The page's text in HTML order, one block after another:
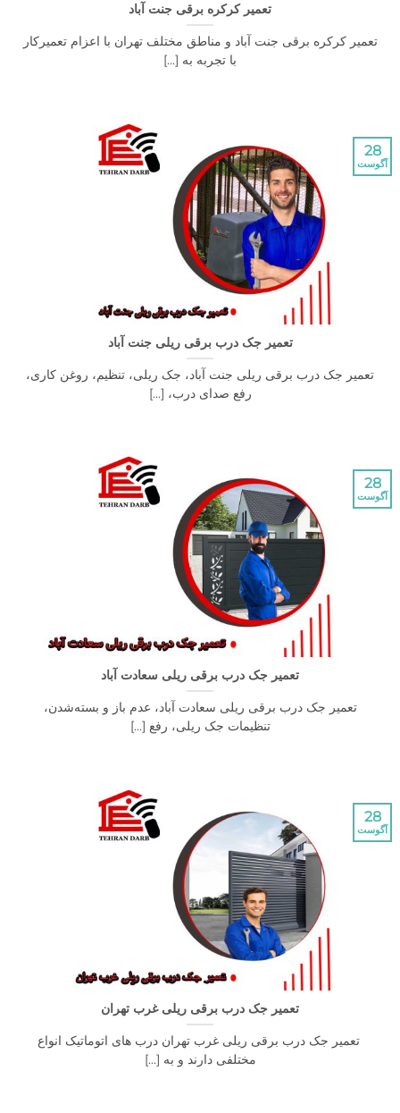
تعمیر کرکره برقی جنت آباد
کرکره برقی جنت آباد و مناطق مختلف تهران با اعزام تعمیرکار
با تجربه به [...]
تعمیر جک درب برقی ریلی جنت آباد
جک درب برقی ریلی جنت آباد، جک ریلی، تنظیم، روغن کاری،
رفع صدای درب، [...]
تعمیر جک درب برقی ریلی سعادت آباد
جک درب برقی ریلی سعادت آباد، عدم باز و بسته‌شدن،
تنظیمات جک ریلی، رفع [...]
تعمیر جک درب برقی ریلی غرب تهران
جک درب برقی ریلی غرب تهران درب های اتوماتیک انواع
مختلفی دارند و به [...]